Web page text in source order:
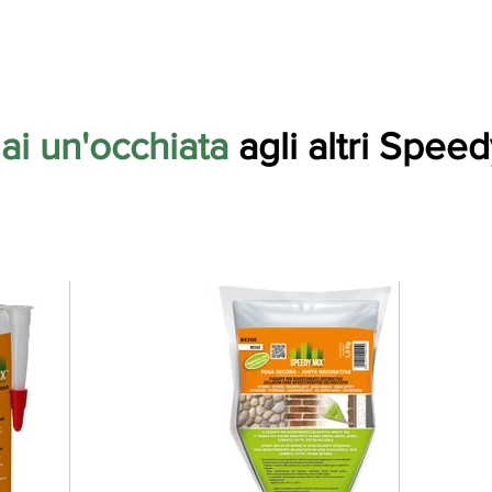
un'occhiata agli altri